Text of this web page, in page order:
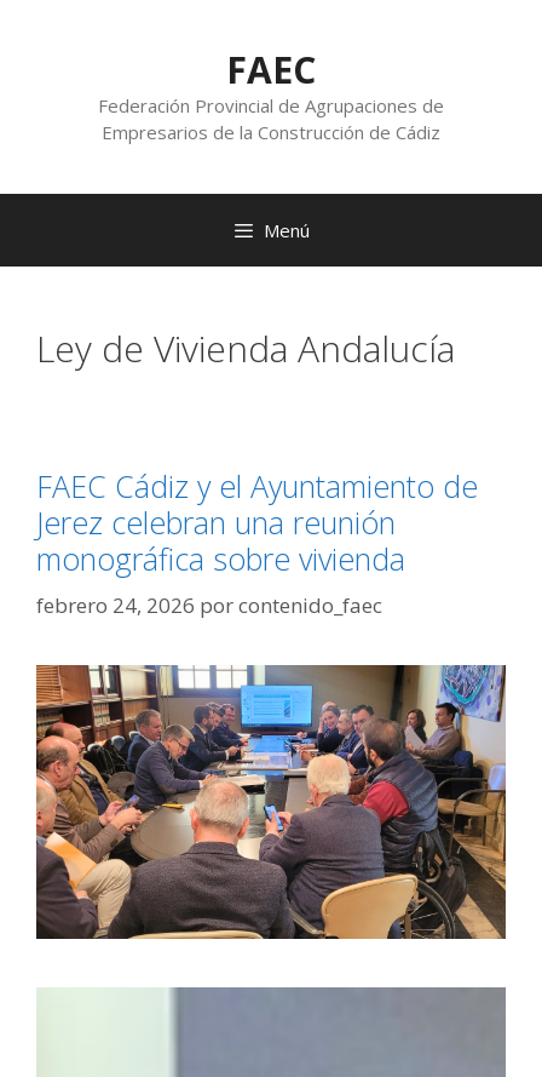
FAEC
Federación Provincial de Agrupaciones de
Empresarios de la Construcción de Cádiz
Menú
Ley de Vivienda Andalucía
FAEC Cádiz y el Ayuntamiento de
Jerez celebran una reunión
monográfica sobre vivienda
febrero 24, 2026 porcontenido_faec